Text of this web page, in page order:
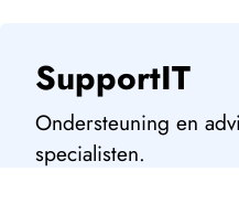
SupportIT
Ondersteuning en
specialisten.